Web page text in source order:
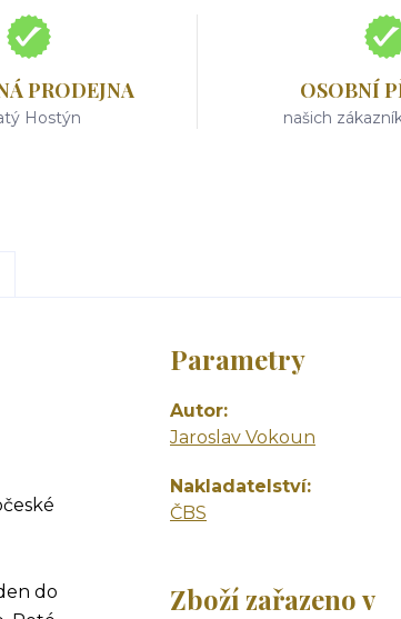
PRODEJNA
Hostýn
OSOBNÍ
našich
do
Parametry
Autor
Jaroslav Vokoun
Nakladatelství
ČBS
Zboží zařazeno v